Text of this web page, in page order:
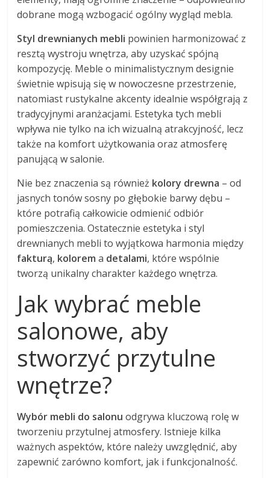
dobrane mogą wzbogacić ogólny wygląd mebla.
Styl drewnianych mebli powinien harmonizować z
resztą wystroju wnętrza, aby uzyskać spójną
kompozycję. Meble o minimalistycznym designie
świetnie wpisują się w nowoczesne przestrzenie,
natomiast rustykalne akcenty idealnie współgrają z
tradycyjnymi aranżacjami. Estetyka tych mebli
wpływa nie tylko na ich wizualną atrakcyjność, lecz
także na komfort użytkowania oraz atmosferę
panującą w salonie.
Nie bez znaczenia są również kolory drewna – od
jasnych tonów sosny po głębokie barwy dębu –
które potrafią całkowicie odmienić odbiór
pomieszczenia. Ostatecznie estetyka i styl
drewnianych mebli to wyjątkowa harmonia między
fakturą, kolorem a detalami, które wspólnie
tworzą unikalny charakter każdego wnętrza.
Jak wybrać meble
salonowe, aby
stworzyć przytulne
wnętrze?
Wybór mebli do salonu odgrywa kluczową rolę w
tworzeniu przytulnej atmosfery. Istnieje kilka
ważnych aspektów, które należy uwzględnić, aby
zapewnić zarówno komfort, jak i funkcjonalność.